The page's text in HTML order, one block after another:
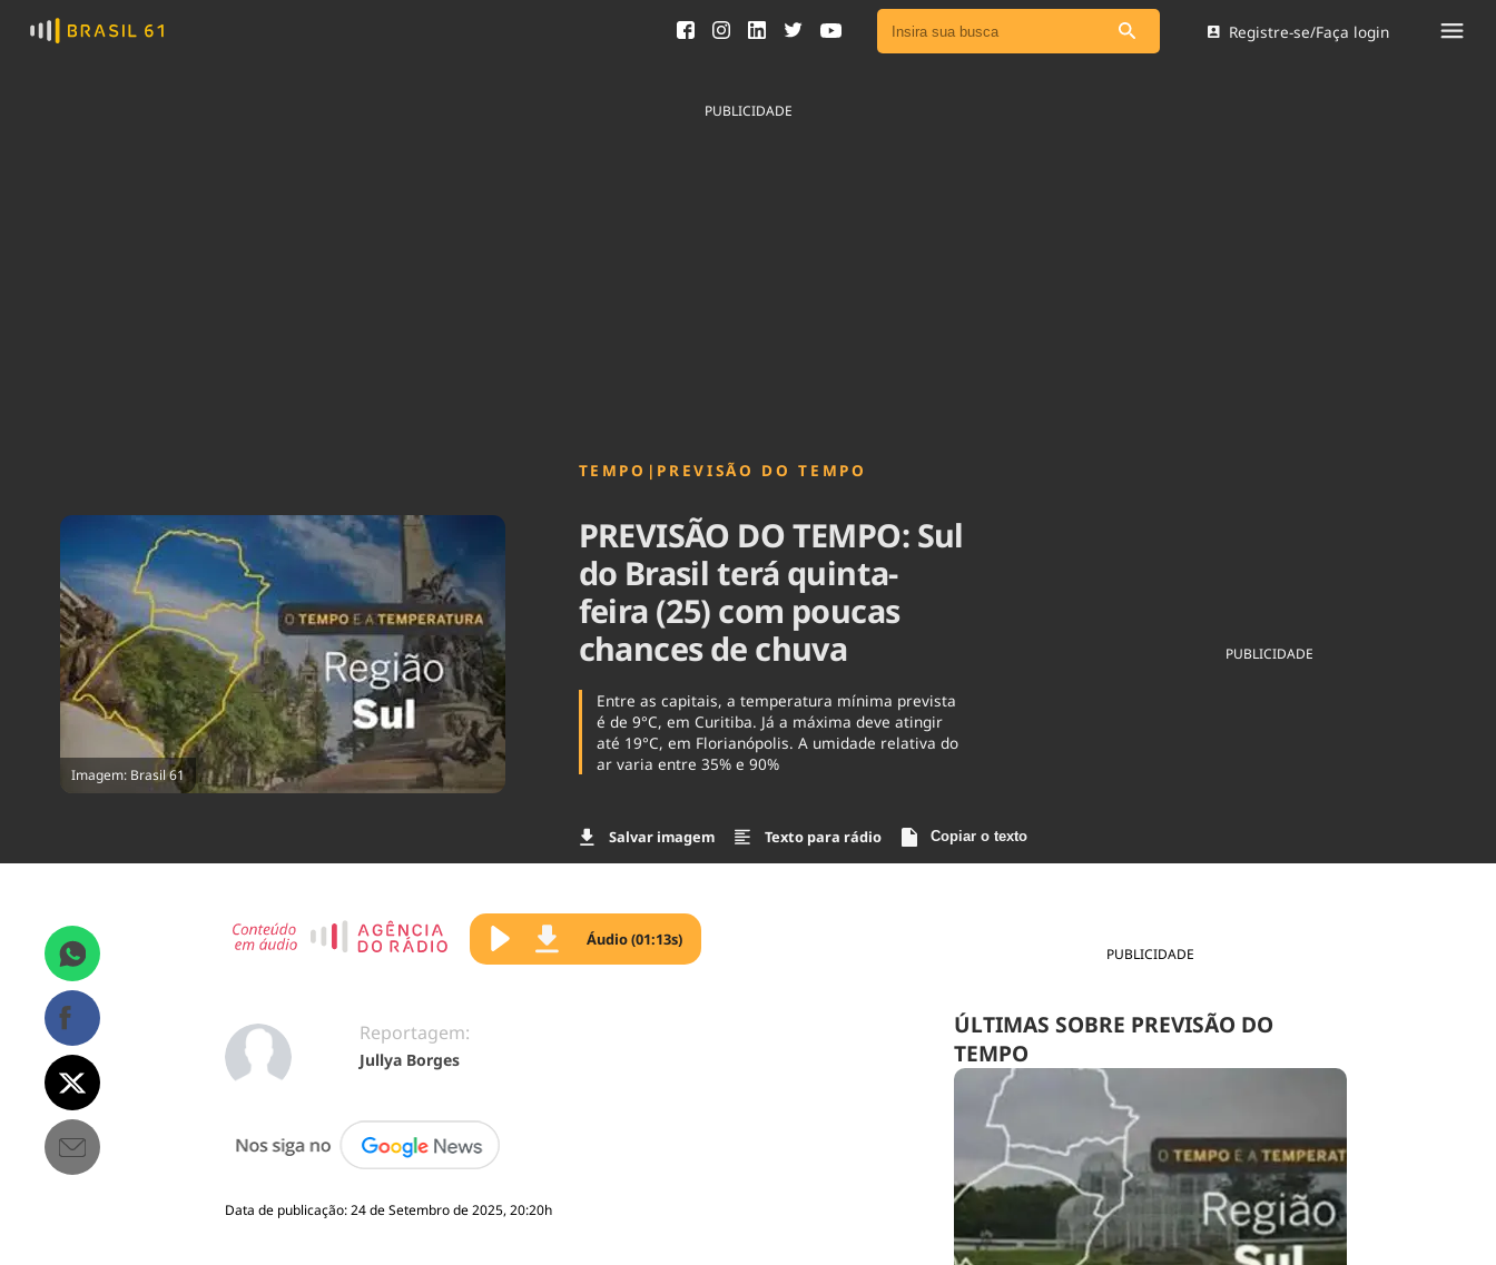
Ver todas as notícias
Agronegócios
Brasil
Registre-se/Faça login
PUBLICIDADE
Imagem: Brasil 61
TEMPO | PREVISÃO DO TEMPO
PREVISÃO DO TEMPO: Sul
do Brasil terá quinta-
feira (25) com poucas
chances de chuva
Entre as capitais, a temperatura mínima prevista
é de 9°C, em Curitiba. Já a máxima deve atingir
até 19°C, em Florianópolis. A umidade relativa do
ar varia entre 35% e 90%
Salvar imagem Texto para rádio Copiar o texto
PUBLICIDADE
PUBLICIDADE
ÚLTIMAS SOBRE PREVISÃO DO
TEMPO
Áudio (01:13s)
Reportagem:
Jullya Borges
Data de publicação: 24 de Setembro de 2025, 20:20h